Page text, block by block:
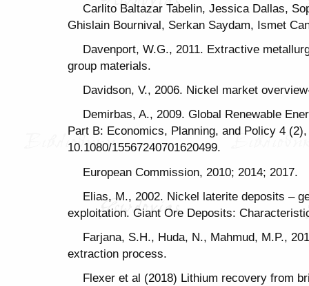
Carlito Baltazar Tabelin, Jessica Dallas,
Ghislain Bournival, Serkan Saydam, Ismet
Davenport, W.G., 2011. Extractive
group materials.
Davidson, V., 2006. Nickel market
Demirbas, A., 2009. Global Renewable
Part B: Economics, Planning, and Policy 4
10.1080/15567240701620499.
European Commission, 2010; 2014; 2017.
Elias, M., 2002. Nickel laterite deposits –
exploitation. Giant Ore Deposits:
Farjana, S.H., Huda, N., Mahmud, M.P.,
extraction process.
Flexer et al (2018) Lithium recovery from